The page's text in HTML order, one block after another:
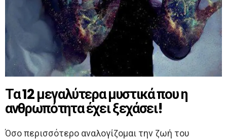
Τα 12 μεγαλύτερα μυστικά που η
ανθρωπότητα έχει ξεχάσει!
Όσο περισσότερο αναλογίζομαι την ζωή του